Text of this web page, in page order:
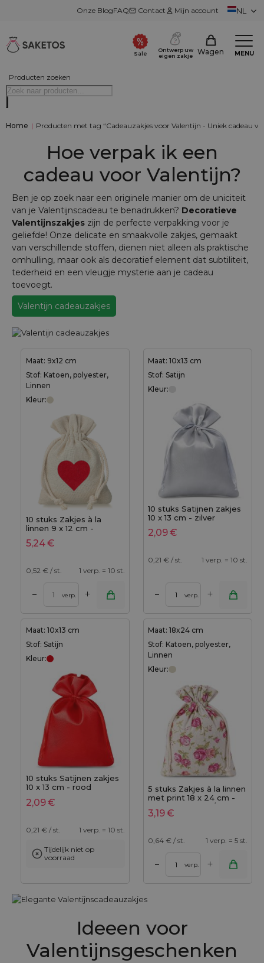
Onze BlogFAQ Contact Mijn account NL
Producten zoeken
Sale
Ontwerp uw
eigen zakje
Wagen MENU
Home | Producten met tag “Cadeauzakjes voor Valentijn - Uniek cadeau
Hoe verpak ik een
cadeau voor Valentijn?
Ben je op zoek naar een originele manier om de uniciteit
van je Valentijnscadeau te benadrukken? Decoratieve
Valentijnszakjes zijn de perfecte verpakking voor je
geliefde! Onze delicate en smaakvolle zakjes, gemaakt
van verschillende stoffen, dienen niet alleen als praktische
omhulling, maar ook als decoratief element dat subtiliteit,
tederheid en een vleugje mysterie aan je cadeau
toevoegt.
Valentijn cadeauzakjes
Maat: 9x12 cm
Stof: Katoen, polyester,
Linnen
Kleur:
10 stuks Zakjes à la
linnen 9 x 12 cm -
5,24€
0,52 € / st. 1 verp. = 10 st.
– verp. +
Maat: 10x13 cm
Stof: Satijn
Kleur:
10 stuks Satijnen zakjes
10 x 13 cm - zilver
2,09€
0,21 € / st. 1 verp. = 10 st.
– verp. +
Maat: 10x13 cm
Stof: Satijn
Kleur:
10 stuks Satijnen zakjes
10 x 13 cm - rood
2,09€
0,21 € / st. 1 verp. = 10 st.
Tijdelijk niet op
voorraad
Maat: 18x24 cm
Stof: Katoen, polyester,
Linnen
Kleur:
5 stuks Zakjes à la linnen
met print 18 x 24 cm -
natuurlijke kleur / rozen
3,19€
0,64 € / st. 1 verp. = 5 st.
– verp. +
Ideeen voor
Valentijnsgeschenken